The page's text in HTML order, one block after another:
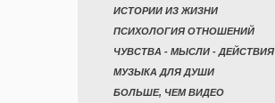
ИСТОРИИ ИЗ ЖИЗНИ
ПСИХОЛОГИЯ ОТНОШЕНИЙ
ЧУВСТВА - МЫСЛИ - ДЕЙСТВИЯ
МУЗЫКА ДЛЯ ДУШИ
БОЛЬШЕ, ЧЕМ ВИДЕО